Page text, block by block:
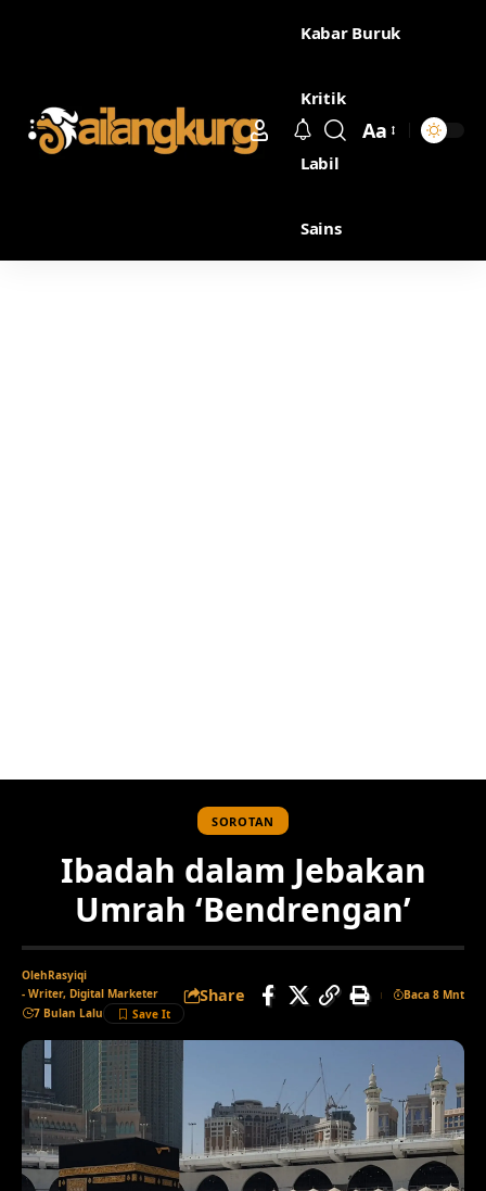
Kabar Buruk
Kritik
Labil
Sains
Aa
SOROTAN
Ibadah dalam Jebakan
Umrah ‘Bendrengan’
OlehRasyiqi
- Writer, Digital Marketer
7 Bulan Lalu
Share Baca 8 Mnt